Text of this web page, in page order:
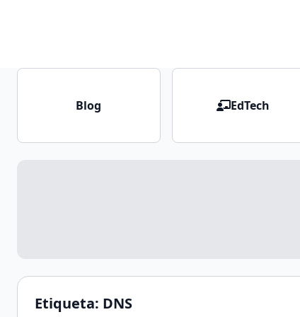
Blog EdTech
Etiqueta: DNS